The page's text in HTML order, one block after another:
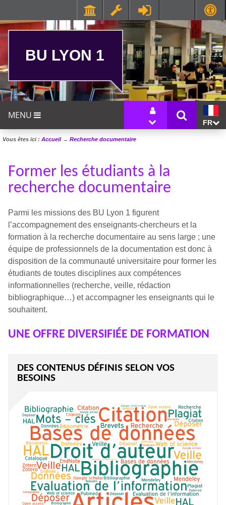
BU LYON 1
MENU
FR
Vous êtes ici : Accueil→ Recherche documentaire
Former les étudiants à la
recherche documentaire
Parmi les missions des BU Lyon 1 figurent
l’accompagnement des enseignants-chercheurs et la
formation à la recherche documentaire au sens large ; une
équipe de professionnels de la documentation est donc à
disposition de la communauté universitaire pour former les
étudiants de toutes disciplines aux compétences
informationnelles (recherche, veille, rédaction
bibliographique…) et accompagner les enseignants qui le
souhaitent.
UNE OFFRE DIVERSIFIÉE DE FORMATION
DES CONTENUS DÉFINIS SELON VOS
BESOINS